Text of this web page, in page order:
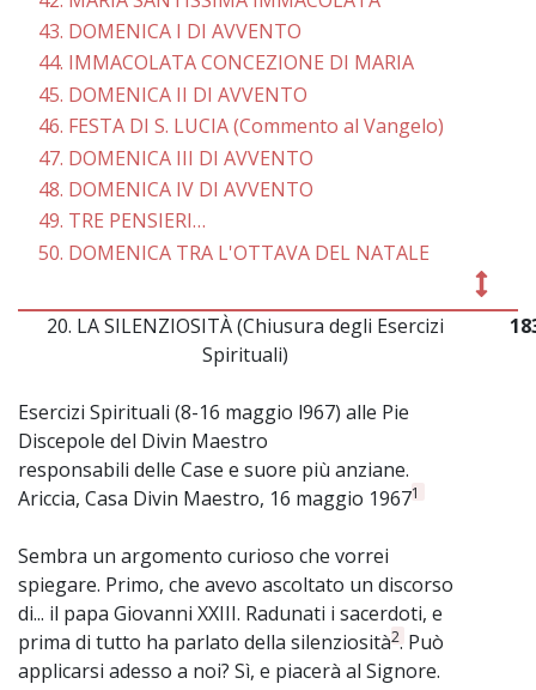
43. DOMENICA I DI AVVENTO
44. IMMACOLATA CONCEZIONE DI MARIA
45. DOMENICA II DI AVVENTO
46. FESTA DI S. LUCIA (Commento al Vangelo)
47. DOMENICA III DI AVVENTO
48. DOMENICA IV DI AVVENTO
49. TRE PENSIERI…
50. DOMENICA TRA L'OTTAVA DEL NATALE
20. LA SILENZIOSITÀ (Chiusura degli Esercizi
Spirituali)
Esercizi Spirituali (8-16 maggio l967) alle Pie
Discepole del Divin Maestro
responsabili delle Case e suore più anziane.
Ariccia, Casa Divin Maestro, 16 maggio 19671
Sembra un argomento curioso che vorrei
spiegare. Primo, che avevo ascoltato un discorso
di... il papa Giovanni XXIII. Radunati i sacerdoti, e
prima di tutto ha parlato della silenziosità2. Può
applicarsi adesso a noi? Sì, e piacerà al Signore.